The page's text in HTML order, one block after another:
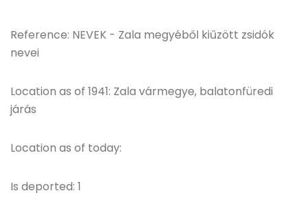
Reference: NEVEK - Zala megyéből kiűzött zsidók
nevei
Location as of 1941: Zala vármegye, balatonfüredi
járás
Location as of today:
Is deported: 1